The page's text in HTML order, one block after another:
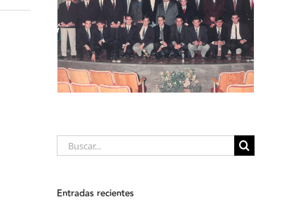
Buscar:
Entradas recientes